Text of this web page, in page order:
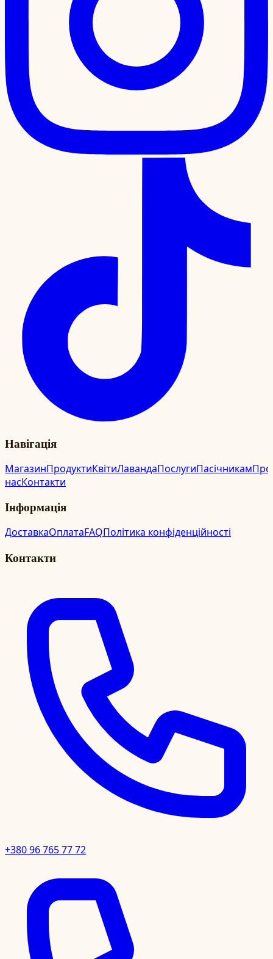
Навігація
МагазинПродуктиКвітиЛавандаПослугиПасічникамПро
насКонтакти
Інформація
ДоставкаОплатаFAQПолітика конфіденційності
Контакти
+380 96 765 77 72